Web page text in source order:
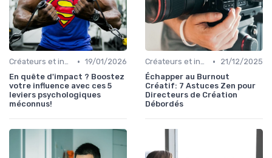
Créateurs et influence • 19/01/2026
En quête d'impact ? Boostez
votre influence avec ces 5
leviers psychologiques
méconnus!
Créateurs et influence •
21/12/2025
Échapper au Burnout
Créatif: 7 Astuces Zen pour
Directeurs de Création
Débordés